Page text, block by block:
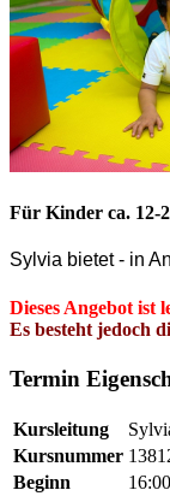
Für Kinder ca. 12-
Sylvia bietet - in
Dieses Angebot ist
Es besteht jedoch
Termin
Kursleitung
Kursnummer
Beginn